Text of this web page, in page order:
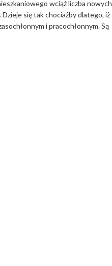
wciąż liczba nowych
się tak chociażby dlatego, iż
i pracochłonnym. Są